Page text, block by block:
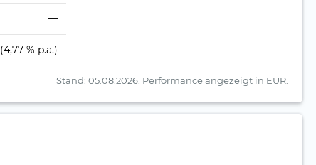
—
(4,77 % p.a.)
Stand: 05.08.2026. Performance angezeigt in EUR.